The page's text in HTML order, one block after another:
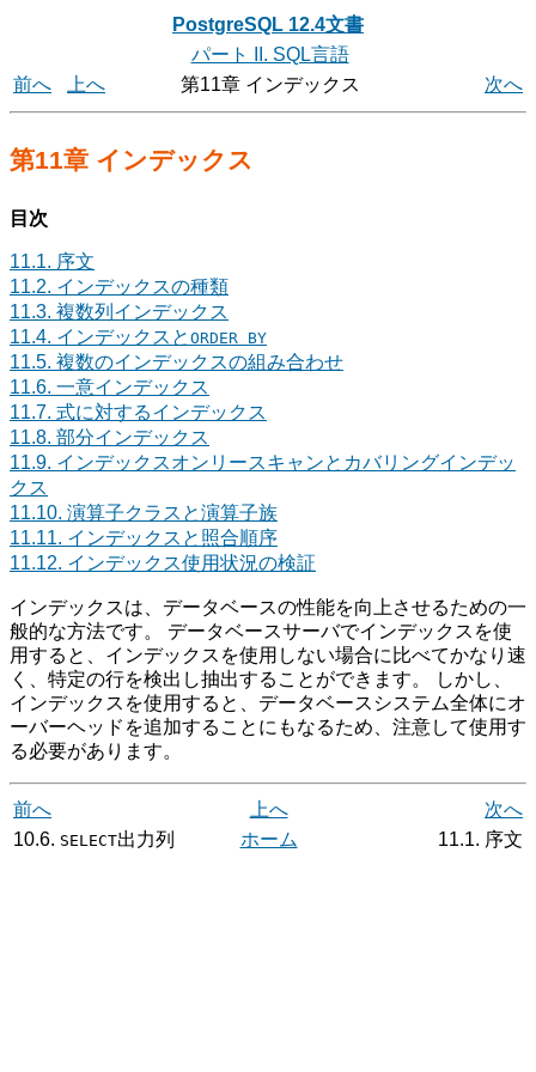
PostgreSQL 12.4文書
パート II. SQL言語
前へ
上へ 第11章 インデックス 次へ
第11章 インデックス
目次
11.1. 序文
11.2. インデックスの種類
11.3. 複数列インデックス
11.4. インデックスと ORDER BY
11.5. 複数のインデックスの組み合わせ
11.6. 一意インデックス
11.7. 式に対するインデックス
11.8. 部分インデックス
11.9. インデックスオンリースキャンとカバリングインデッ
クス
11.10. 演算子クラスと演算子族
11.11. インデックスと照合順序
11.12. インデックス使用状況の検証
インデックスは、データベースの性能を向上させるための一
般的な方法です。 データベースサーバでインデックスを使
用すると、インデックスを使用しない場合に比べてかなり速
く、特定の行を検出し抽出することができます。 しかし、
インデックスを使用すると、データベースシステム全体にオ
ーバーヘッドを追加することにもなるため、注意して使用す
る必要があります。
前へ 上へ
次へ
10.6. SELECT出力列 ホーム 11.1. 序文